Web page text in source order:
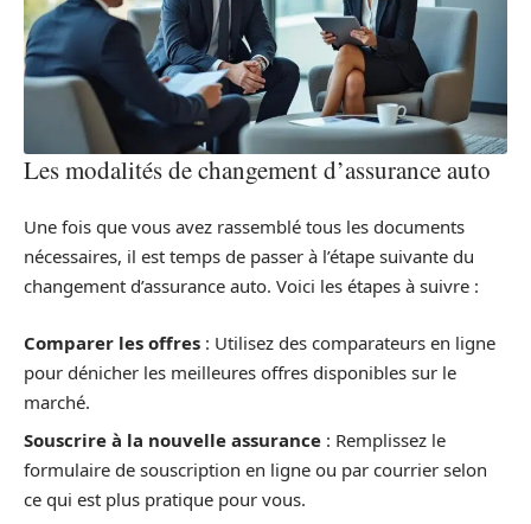
Les modalités de changement d’assurance auto
Une fois que vous avez rassemblé tous les documents
nécessaires, il est temps de passer à l’étape suivante du
changement d’assurance auto. Voici les étapes à suivre :
Comparer les offres : Utilisez des comparateurs en ligne
pour dénicher les meilleures offres disponibles sur le
marché.
Souscrire à la nouvelle assurance : Remplissez le
formulaire de souscription en ligne ou par courrier selon
ce qui est plus pratique pour vous.